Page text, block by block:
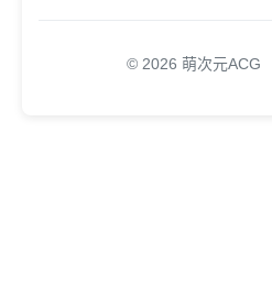
© 2026 萌次元ACG